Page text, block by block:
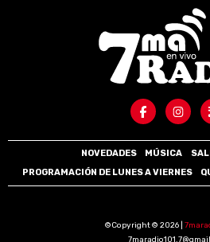
NOVEDADES MÚSICA
PROGRAMACIÓN DE LUNES A VIERNES
©Copyright © 2026 |